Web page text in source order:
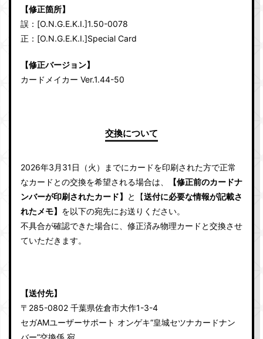
【修正箇所】
誤：[O.N.G.E.K.I.]1.50-0078
正：[O.N.G.E.K.I.]Special Card
【修正バージョン】
カードメイカー Ver.1.44-50
交換について
2026年3月31日（火）までにカードを印刷された方で正常
なカードとの交換を希望される場合は、
【修正前のカードナ
ンバーが印刷されたカード】
と 【送付に必要な情報が記載さ
れたメモ】 を以下の宛先にお送りください。
不具合が確認できた場合に、修正済み物理カードと交換させ
ていただきます。
【送付先】
〒285-0802 千葉県佐倉市大作1-3-4
セガAMユーザーサポート オンゲキ“皇城セツナカードナン
バー”交換係 宛